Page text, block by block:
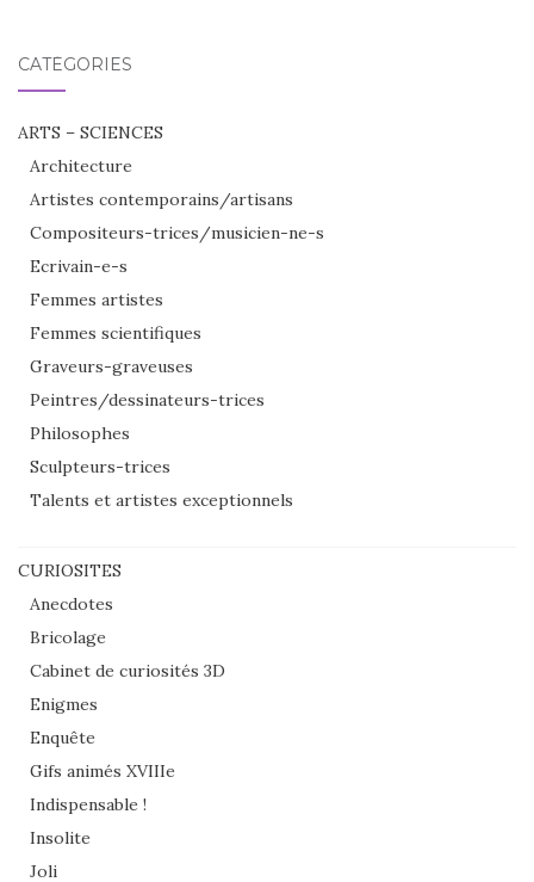
CATÉGORIES
ARTS – SCIENCES
Architecture
Artistes contemporains/artisans
Compositeurs-trices/musicien-ne-s
Ecrivain-e-s
Femmes artistes
Femmes scientifiques
Graveurs-graveuses
Peintres/dessinateurs-trices
Philosophes
Sculpteurs-trices
Talents et artistes exceptionnels
CURIOSITES
Anecdotes
Bricolage
Cabinet de curiosités 3D
Enigmes
Enquête
Gifs animés XVIIIe
Indispensable !
Insolite
Joli